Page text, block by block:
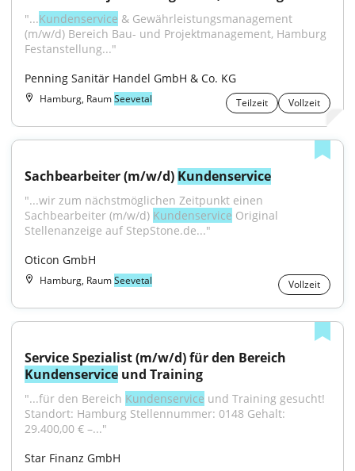
"...Kundenservice & Gewährleistungsmanagement
(m/w/d) Bereich Bau- und Projektmanagement, Hamburg
Festanstellung..."
Penning Sanitär Handel GmbH & Co. KG
Hamburg, RaumSeevetal Teilzeit Vollzeit
Sachbearbeiter (m/w/d) Kundenservice
"...wir zum nächstmöglichen Zeitpunkt einen
Sachbearbeiter (m/w/d) Kundenservice Original
Stellenanzeige auf StepStone.de..."
Oticon GmbH
Hamburg, RaumSeevetal Vollzeit
Kundenservice und Training
"...für den Bereich Kundenservice und Training gesucht!
Standort: Hamburg Stellennummer: 0148 Gehalt:
29.400,00 € –..."
Star Finanz GmbH